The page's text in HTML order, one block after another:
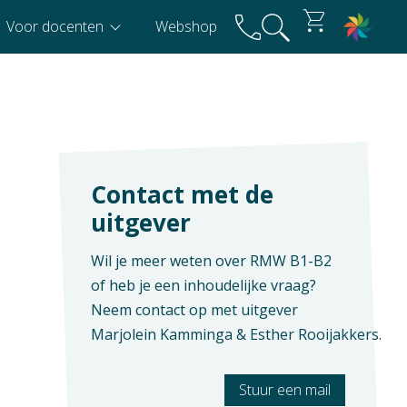
Voor docenten Webshop
Contact met de
uitgever
Wil je meer weten over RMW B1-B2
of heb je een inhoudelijke vraag?
Neem contact op met uitgever
Marjolein Kamminga & Esther Rooijakkers.
Stuur een mail